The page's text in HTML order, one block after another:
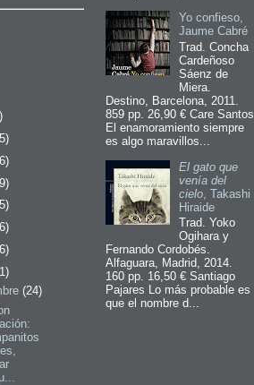
(24)
Yo confieso,
Jaume Cabré
Trad. Concha
Cardeñoso
Sáenz de
Miera.
Destino, Barcelona, 2011.
859 pp. 26,90 € Care Santos
El enamoramiento siempre
es algo maravillos...
El gato que
venía del
cielo , Takashi
Hiraide
Trad. Yoko
Ogihara y
Fernando Cordobés.
Alfaguara, Madrid, 2014.
160 pp. 16,50 € Santiago
Pajares Lo más probable es
que el nombre d...